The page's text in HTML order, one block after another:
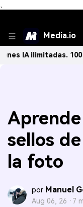
、
Media.io
100 % gratis!
sellos
la foto
por Manuel
Aug 06, 26 · 7